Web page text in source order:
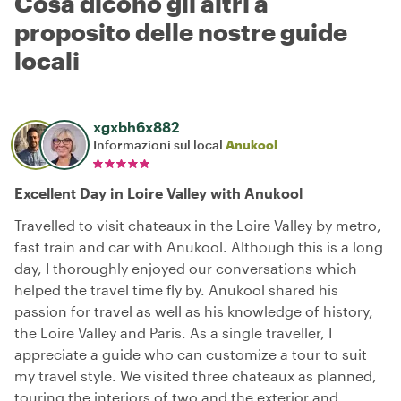
proposito delle nostre guide
locali
xgxbh6x882
Informazioni sul local Anukool
Excellent Day in Loire Valley with Anukool
Travelled to visit chateaux in the Loire Valley by metro,
fast train and car with Anukool. Although this is a long
day, I thoroughly enjoyed our conversations which
helped the travel time fly by. Anukool shared his
passion for travel as well as his knowledge of history,
the Loire Valley and Paris. As a single traveller, I
appreciate a guide who can customize a tour to suit
my travel style. We visited three chateaux as planned,
touring the interiors of two and the exterior and